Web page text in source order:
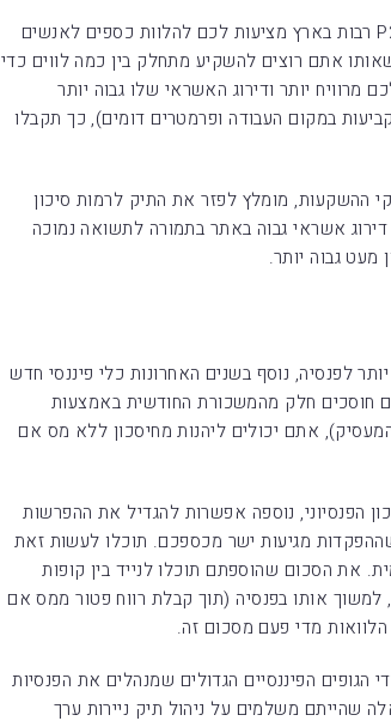
איך זה עובד? חברות P2P (Peer To Peer) רבות בארץ מציעות לכם להלוות כספים לאנשים
אתם רוצים להשקיע מתחלק בין כמה לווים כדי
יותר ודירוג האשראי שלו גבוה יותר
במקום העבודה ופרמטרים דומים), כך תקבלו
ההשקעות, מומלץ לפזר את התיק לרמות סיכון
אשראי גבוה באתר בתמורה לתשואה נמוכה
גבוה יותר.
לפנסיה, נוסף בשנים האחרונות כלי פיננסי חדש
חוסכים חלק מהמשכורת החודשית באמצעות
אתם יכולים ליהנות מחיסכון ללא מס אם
הפנסיוני, נוספה אפשרות להגדיל את ההפרשות
לשנה, כשההפקדות מגיעות ישר מכספכם. תוכלו לעשות זאת
את הסכום שהוספתם תוכלו לנייד בין קופות
למשוך אותו בפנסיה (תוך קבלת רווח פטור ממס אם
הגופים הפיננסיים הגדולים שמנהלים את הפנסיות
שהייתם משלמים על ניהול תיק ניירות ערך